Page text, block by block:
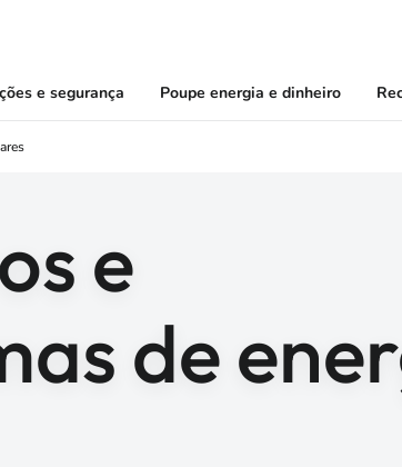
e segurança Poupe energia e dinheiro
e
de